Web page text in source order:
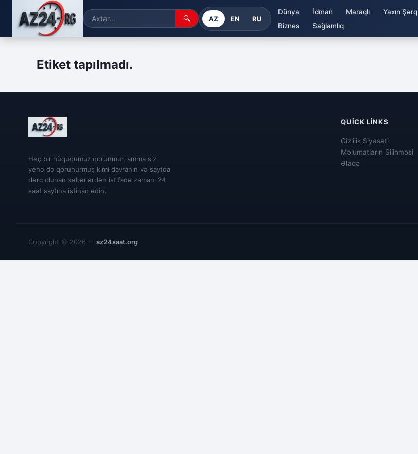
🔍 AZ EN RU
Dünya İdman Maraqlı Yaxın Şərq
Biznes
Sağlamlıq
Etiket tapılmadı.
Heç bir hüququmuz qorunmur, amma siz
yenə də qorunurmuş kimi davranın və saytda
dərc olunan xəbərlərdən istifadə zamanı 24
saat saytına istinad edin.
QUICK LINKS
Gizlilik Siyasəti
Məlumatların Silinməsi
Əlaqə
Copyright © 2026 — az24saat.org